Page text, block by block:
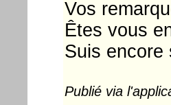
Vos
Êtes vous
Suis encore
Publié via